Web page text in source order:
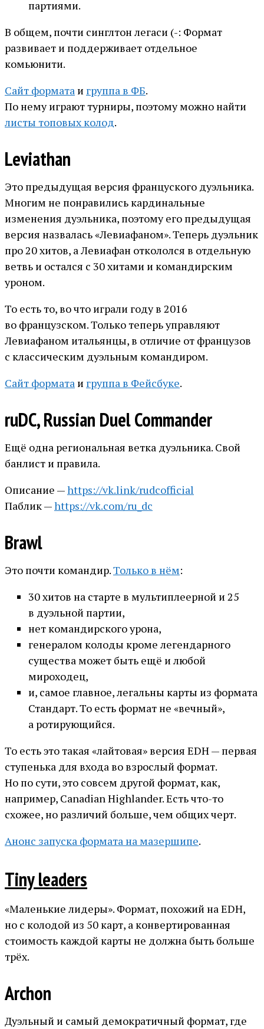
партиями.
В общем, почти синглтон легаси (-: Формат
развивает и поддерживает отдельное
комьюнити.
Сайт форматаи группа в ФБ.
По нему играют турниры, поэтому можно найти
листы топовых колод.
Leviathan
Это предыдущая версия француского дуэльника.
Многим не понравились кардинальные
изменения дуэльника, поэтому его предыдущая
версия назвалась «Левиафаном». Теперь дуэльник
про 20 хитов, а Левиафан откололся в отдельную
ветвь и остался с 30 хитами и командирским
уроном.
То есть то, во что играли году в 2016
во французском. Только теперь управляют
Левиафаном итальянцы, в отличие от французов
с классическим дуэльным командиром.
Сайт форматаи группа в Фейсбуке.
ruDC, Russian Duel Commander
Ещё одна региональная ветка дуэльника. Свой
банлист и правила.
Описание —https://vk.link/rudcofficial
Паблик —https://vk.com/ru_dc
Brawl
Это почти командир.Только в нём:
30 хитов на старте в мультиплеерной и 25
в дуэльной партии,
нет командирского урона,
генералом колоды кроме легендарного
существа может быть ещё и любой
мироходец,
и, самое главное, легальны карты из формата
Стандарт. То есть формат не «вечный»,
а ротирующийся.
То есть это такая «лайтовая» версия EDH — первая
ступенька для входа во взрослый формат.
Но по сути, это совсем другой формат, как,
например, Canadian Highlander. Есть что-то
схожее, но различий больше, чем общих черт.
Анонс запуска формата на мазершипе.
Tiny leaders
«Маленькие лидеры». Формат, похожий на EDH,
но с колодой из 50 карт, а конвертированная
стоимость каждой карты не должна быть больше
трёх.
Archon
Дуэльный и самый демократичный формат, где